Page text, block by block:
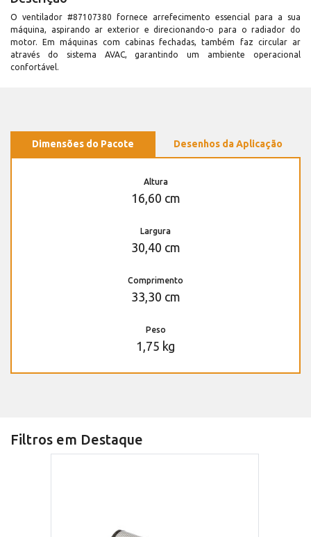
O ventilador #87107380 fornece arrefecimento essencial para a sua
máquina, aspirando ar exterior e direcionando-o para o radiador do
motor. Em máquinas com cabinas fechadas, também faz circular ar
através do sistema AVAC, garantindo um ambiente operacional
confortável.
Dimensões do Pacote Desenhos da Aplicação
Altura
16,60 cm
Largura
30,40 cm
Comprimento
33,30 cm
Peso
1,75 kg
Filtros em Destaque